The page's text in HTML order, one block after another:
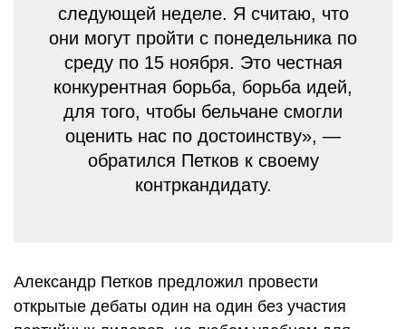
следующей неделе. Я считаю, что
они могут пройти с понедельника по
среду по 15 ноября. Это честная
конкурентная борьба, борьба идей,
для того, чтобы бельчане смогли
оценить нас по достоинству», —
обратился Петков к своему
контркандидату.
Александр Петков предложил провести
открытые дебаты один на один без участия